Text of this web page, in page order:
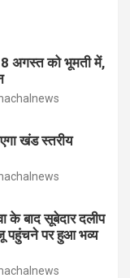
अगस्त को भूमती में,
खंड स्तरीय
के बाद सूबेदार दलीप
पहुंचने पर हुआ भव्य